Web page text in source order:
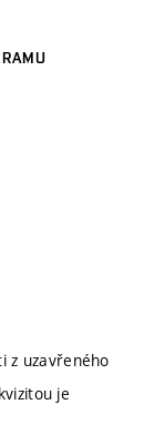
z uzavřeného
je